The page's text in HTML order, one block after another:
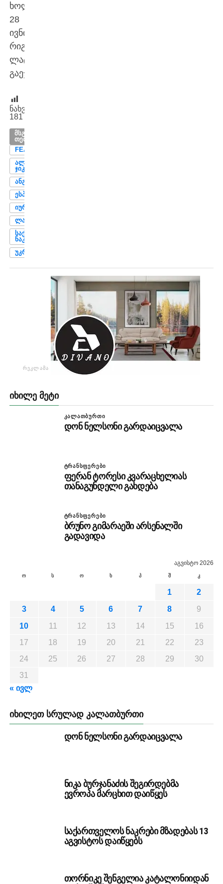
ხოლო
28
ივნისს,
რიგაში,
ლატვიას
გაეჯიბრება.
ნახვები:
181
ᲛᲡᲒᲐᲕᲡᲘ
ᲗᲔᲛᲔᲑᲘ
FEATURED
ᲐᲚᲔᲥᲡᲐᲜᲓᲠ
ᲯᲘᲙᲘᲩᲘ
ᲐᲜᲒᲝᲚᲐ
ᲔᲡᲞᲐᲜᲔᲗᲘ
ᲘᲣᲠᲛᲐᲚᲐ
ᲚᲐᲢᲕᲘᲐ
ᲡᲐᲥᲐᲠᲗᲕᲔᲚᲝᲡ
ᲜᲐᲙᲠᲔᲑᲘ
ᲣᲙᲠᲐᲘᲜᲐ
ᲠᲔᲙᲚᲐᲛᲐ
ᲘᲮᲘᲚᲔ ᲛᲔᲢᲘ
ᲙᲐᲚᲐᲗᲑᲣᲠᲗᲘ
დონ ნელსონი გარდაიცვალა
ᲢᲠᲐᲜᲡᲤᲔᲠᲔᲑᲘ
ფერან ტორესი კვარაცხელიას
თანაგუნდელი გახდება
ᲢᲠᲐᲜᲡᲤᲔᲠᲔᲑᲘ
ბრუნო გიმარაეში არსენალში
გადავიდა
აგვისტო 2026
ო ს ო ხ პ შ კ
1
2
3
4 5 6 7 8
9
10
11 12 13 14 15
16
17
18 19 20 21 22
23
24
25 26 27 28 29
30
31
« ივლ
ᲘᲮᲘᲚᲔᲗ ᲡᲠᲣᲚᲐᲓ ᲙᲐᲚᲐᲗᲑᲣᲠᲗᲘ
დონ ნელსონი გარდაიცვალა
ნიკა ბურჯანაძის შეგირდებმა
ევროპა მარცხით დაიწყეს
საქართველოს ნაკრები მზადებას 13
აგვისტოს დაიწყებს
თორნიკე შენგელია კატალონიიდან